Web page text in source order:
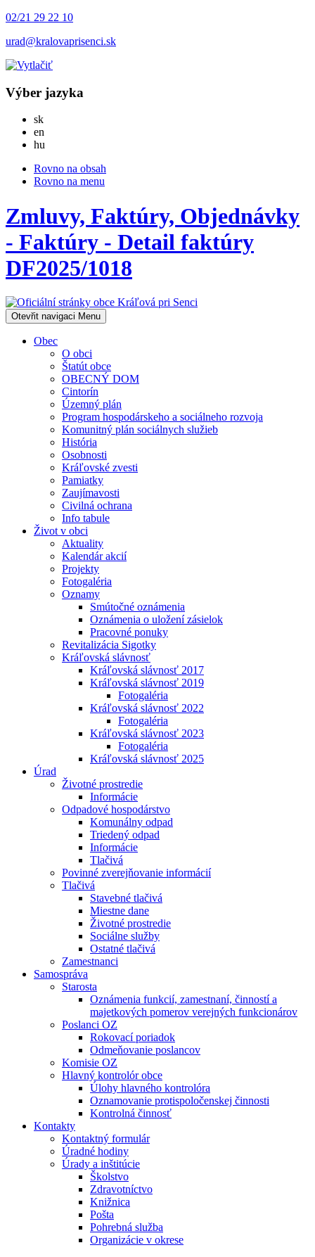
02/21 29 22 10
urad@kralovaprisenci.sk
Výber jazyka
skSlovensky
en
hu
Rovno na obsah
Rovno na menu
Zmluvy, Faktúry, Objednávky
- Faktúry - Detail faktúry
DF2025/1018
Otevřit navigaci Menu
Obec
O obci
Štatút obce
OBECNÝ DOM
Cintorín
Územný plán
Program hospodárskeho a sociálneho rozvoja
Komunitný plán sociálnych služieb
História
Osobnosti
Kráľovské zvesti
Pamiatky
Zaujímavosti
Civilná ochrana
Info tabule
Život v obci
Aktuality
Kalendár akcií
Projekty
Fotogaléria
Oznamy
Smútočné oznámenia
Oznámenia o uložení zásielok
Pracovné ponuky
Revitalizácia Sigotky
Kráľovská slávnosť
Kráľovská slávnosť 2017
Kráľovská slávnosť 2019
Fotogaléria
Kráľovská slávnosť 2022
Fotogaléria
Kráľovská slávnosť 2023
Fotogaléria
Kráľovská slávnosť 2025
Úrad
Životné prostredie
Informácie
Odpadové hospodárstvo
Komunálny odpad
Triedený odpad
Informácie
Tlačivá
Povinné zverejňovanie informácií
Tlačivá
Stavebné tlačivá
Miestne dane
Životné prostredie
Sociálne služby
Ostatné tlačivá
Zamestnanci
Samospráva
Starosta
Oznámenia funkcií, zamestnaní, činností a
majetkových pomerov verejných funkcionárov
Poslanci OZ
Rokovací poriadok
Odmeňovanie poslancov
Komisie OZ
Hlavný kontrolór obce
Úlohy hlavného kontrolóra
Oznamovanie protispoločenskej činnosti
Kontrolná činnosť
Kontakty
Kontaktný formulár
Úradné hodiny
Úrady a inštitúcie
Školstvo
Zdravotníctvo
Knižnica
Pošta
Pohrebná služba
Organizácie v okrese